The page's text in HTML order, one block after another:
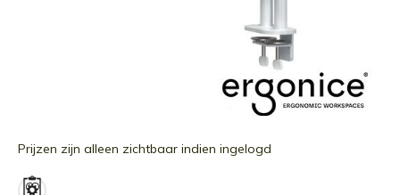
naar
begin
Prijzen zijn alleen zichtbaar indien ingelogd